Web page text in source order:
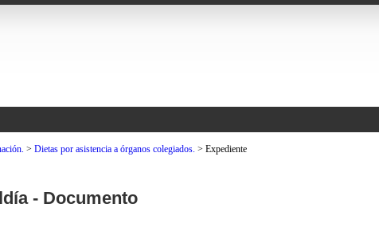
> Dietas por asistencia a órganos colegiados. > Expediente
- Documento